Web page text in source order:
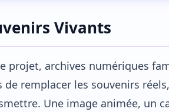
Vivants
projet, archives numériques
de remplacer les souvenirs
Une image animée, un